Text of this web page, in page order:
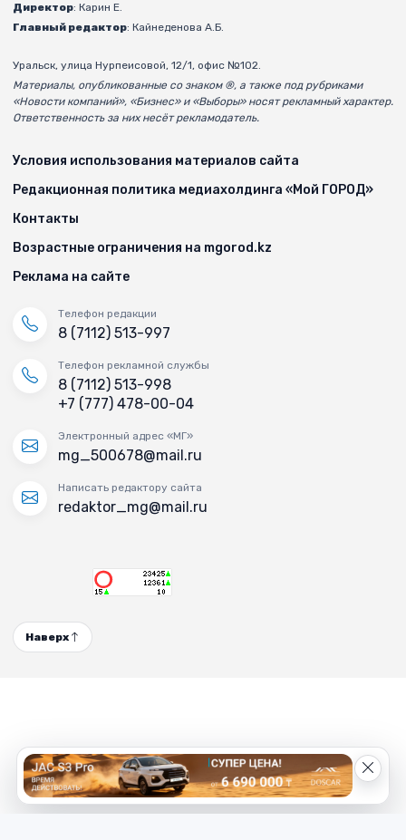
Директор: Карин Е.
Главный редактор: Кайнеденова А.Б.
Уральск, улица Нурпеисовой, 12/1, офис №102.
Материалы, опубликованные со знаком ®, а также под рубриками
«Новости компаний», «Бизнес» и «Выборы» носят рекламный характер.
Ответственность за них несёт рекламодатель.
Условия использования материалов сайта
Редакционная политика медиахолдинга «Мой ГОРОД»
Контакты
Возрастные ограничения на mgorod.kz
Реклама на сайте
Телефон редакции
8 (7112) 513-997
Телефон рекламной службы
8 (7112) 513-998
+7 (777) 478-00-04
Электронный адрес «МГ»
mg_500678@mail.ru
Написать редактору сайта
redaktor_mg@mail.ru
Наверх